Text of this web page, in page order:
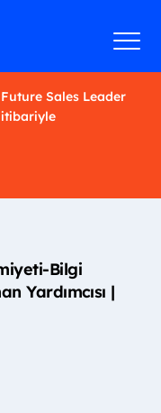
Sales Leader
itibariyle
Bilgi
Yardımcısı |